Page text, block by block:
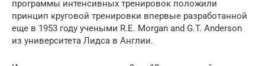
программы интенсивных тренировок положили
принцип круговой тренировки впервые разработанной
еще в 1953 году учеными R.E. Morgan and G.T. Anderson
из университета Лидса в Англии.